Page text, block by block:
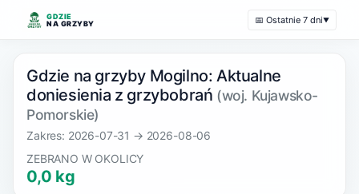
GDZIE
NA GRZYBY
📅 Ostatnie 7 dni▼
Gdzie na grzyby Mogilno: Aktualne
doniesienia z grzybobrań (woj. Kujawsko-
Pomorskie)
Zakres: 2026-07-31 → 2026-08-06
ZEBRANO W OKOLICY
0,0 kg